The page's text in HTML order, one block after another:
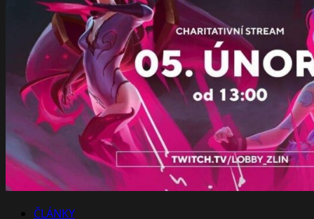
velkolepé
finále
ČLÁNKY